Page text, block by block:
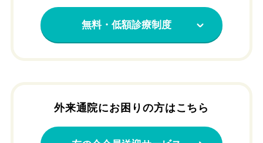
無料・低額診療制度
外来通院にお困りの方はこちら